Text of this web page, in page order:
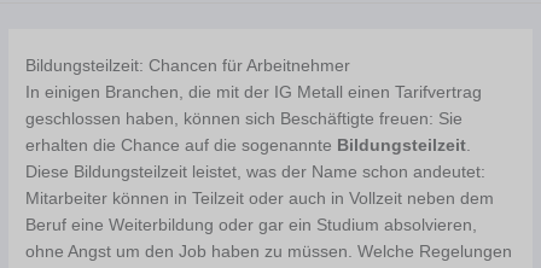
Bildungsteilzeit: Chancen für Arbeitnehmer
In einigen Branchen, die mit der IG Metall einen Tarifvertrag
geschlossen haben, können sich Beschäftigte freuen: Sie
erhalten die Chance auf die sogenannte Bildungsteilzeit.
Diese Bildungsteilzeit leistet, was der Name schon andeutet:
Mitarbeiter können in Teilzeit oder auch in Vollzeit neben dem
Beruf eine Weiterbildung oder gar ein Studium absolvieren,
ohne Angst um den Job haben zu müssen. Welche Regelungen